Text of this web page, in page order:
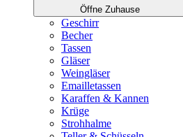
Öffne Zuhause
Geschirr
Becher
Tassen
Gläser
Weingläser
Emailletassen
Karaffen & Kannen
Krüge
Strohhalme